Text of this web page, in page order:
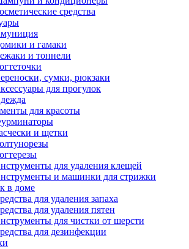
средства
и гамаки
и тоннели
сумки, рюкзаки
для прогулок
для красоты
и щетки
для удаления клещей
и машинки для стрижки
в доме
для удаления запаха
для удаления пятен
для чистки от шерсти
для дезинфекции